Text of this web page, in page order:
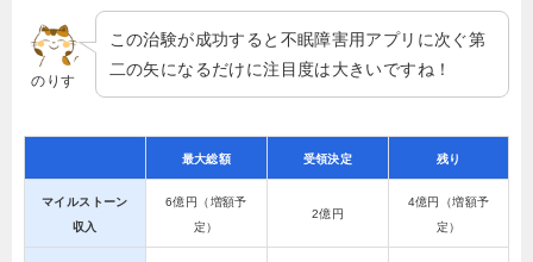
のりす
この治験が成功すると不眠障害用アプリに次ぐ第
二の矢になるだけに注目度は大きいですね！
最大総額 受領決定 残り
マイルストーン
収入
6億円（増額予
定）
2億円
4億円（増額予
定）